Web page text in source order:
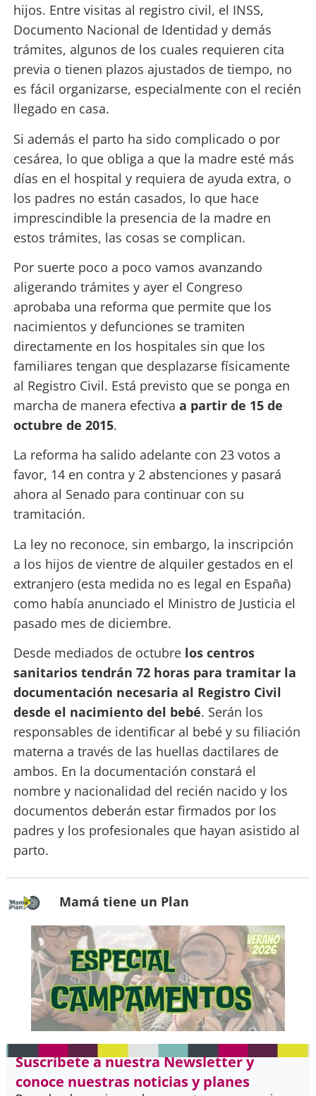
hijos. Entre visitas al registro civil, el INSS,
Documento Nacional de Identidad y demás
trámites, algunos de los cuales requieren cita
previa o tienen plazos ajustados de tiempo, no
es fácil organizarse, especialmente con el recién
llegado en casa.
Si además el parto ha sido complicado o por
cesárea, lo que obliga a que la madre esté más
días en el hospital y requiera de ayuda extra, o
los padres no están casados, lo que hace
imprescindible la presencia de la madre en
estos trámites, las cosas se complican.
Por suerte poco a poco vamos avanzando
aligerando trámites y ayer el Congreso
aprobaba una reforma que permite que los
nacimientos y defunciones se tramiten
directamente en los hospitales sin que los
familiares tengan que desplazarse físicamente
al Registro Civil. Está previsto que se ponga en
marcha de manera efectiva a partir de 15 de
octubre de 2015.
La reforma ha salido adelante con 23 votos a
favor, 14 en contra y 2 abstenciones y pasará
ahora al Senado para continuar con su
tramitación.
La ley no reconoce, sin embargo, la inscripción
a los hijos de vientre de alquiler gestados en el
extranjero (esta medida no es legal en España)
como había anunciado el Ministro de Justicia el
pasado mes de diciembre.
Desde mediados de octubre los centros
sanitarios tendrán 72 horas para tramitar la
documentación necesaria al Registro Civil
desde el nacimiento del bebé. Serán los
responsables de identificar al bebé y su filiación
materna a través de las huellas dactilares de
ambos. En la documentación constará el
nombre y nacionalidad del recién nacido y los
documentos deberán estar firmados por los
padres y los profesionales que hayan asistido al
parto.
Mamá tiene un Plan
Suscríbete a nuestra Newsletter y
conoce nuestras noticias y planes